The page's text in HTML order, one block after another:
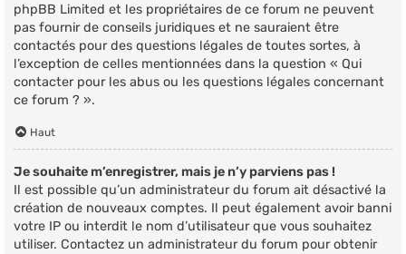
phpBB Limited et les propriétaires de ce forum ne peuvent
pas fournir de conseils juridiques et ne sauraient être
contactés pour des questions légales de toutes sortes, à
l’exception de celles mentionnées dans la question « Qui
contacter pour les abus ou les questions légales concernant
ce forum ? ».
Haut
Je souhaite m’enregistrer, mais je n’y parviens pas !
Il est possible qu’un administrateur du forum ait désactivé la
création de nouveaux comptes. Il peut également avoir banni
votre IP ou interdit le nom d’utilisateur que vous souhaitez
utiliser. Contactez un administrateur du forum pour obtenir